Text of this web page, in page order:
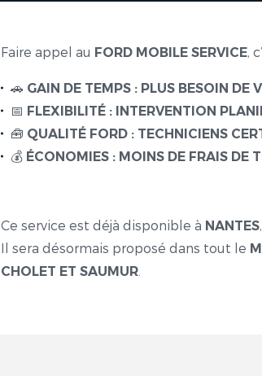
Faire appel au FORD MOBILE SERVICE,
🚗 GAIN DE TEMPS : PLUS BESOIN DE
📅 FLEXIBILITÉ : INTERVENTION
🧰 QUALITÉ FORD : TECHNICIENS
💰 ÉCONOMIES : MOINS DE FRAIS DE
Ce service est déjà disponible à NANTES,
Il sera désormais proposé dans tout le
CHOLET ET SAUMUR